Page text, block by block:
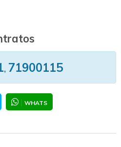
, 71900115
WHATS